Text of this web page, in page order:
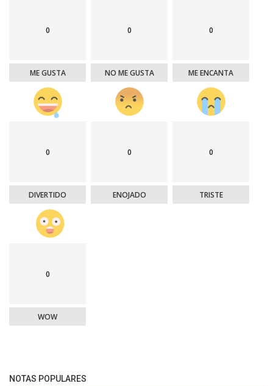
0
ME GUSTA
0
NO ME GUSTA
0
ME ENCANTA
0
DIVERTIDO
0
ENOJADO
0
TRISTE
0
WOW
NOTAS POPULARES